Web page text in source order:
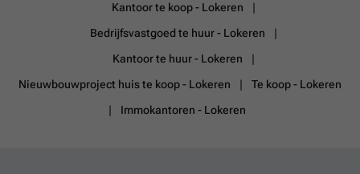
Kantoor te koop - Lokeren
Bedrijfsvastgoed te huur - Lokeren
Kantoor te huur - Lokeren
Nieuwbouwproject huis te koop - Lokeren
Te koop - Lokeren
Immokantoren - Lokeren